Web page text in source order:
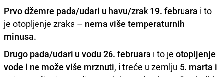
Prvo džemre pada/udari u havu/zrak 19. februara i to
je otopljenje zraka – nema više temperaturnih
minusa.
Drugo pada/udari u vodu 26. februara i to je otopljenje
vode i ne može više mrznuti, i treće u zemlju 5. marta i